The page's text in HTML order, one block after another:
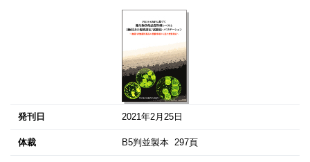
発刊日 2021年2月25日
体裁 B5判並製本 297頁